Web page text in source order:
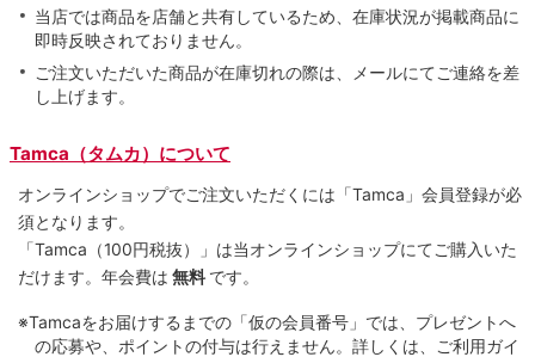
当店では商品を店舗と共有しているため、在庫状況が掲載商品に
即時反映されておりません。
ご注文いただいた商品が在庫切れの際は、メールにてご連絡を差
し上げます。
Tamca（タムカ）について
オンラインショップでご注⽂いただくには「Tamca」会員登録が必
須となります。
「Tamca （100円税抜）
」は当オンラインショップにてご購⼊いた
だけます。 年会費は 無料 です。
※Tamcaをお届けするまでの「仮の会員番号」では、プレゼントへ
の応募や、ポイントの付与は⾏えません。詳しくは、ご利⽤ガイ